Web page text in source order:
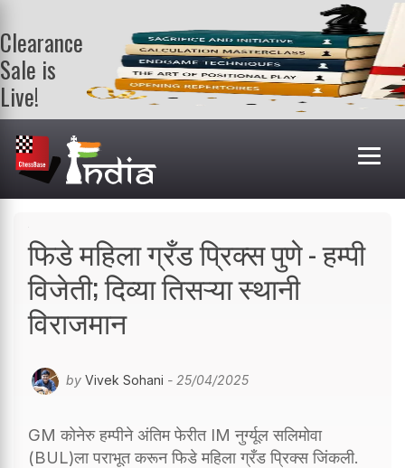
Clearance
Sale is
Live!
Get a FREE
book on
purchasing 2
or more
books. Valid
फिडे महिला ग्रँड प्रिक्स पुणे - हम्पी
विजेती; दिव्या तिसऱ्या स्थानी
विराजमान
by Vivek Sohani - 25/04/2025
GM कोनेरु हम्पीने अंतिम फेरीत IM नुर्ग्यूल सलिमोवा
(BUL)ला पराभूत करून फिडे महिला ग्रँड प्रिक्स जिंकली.